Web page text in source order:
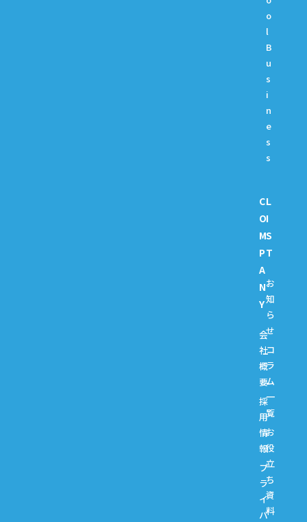
o
l
B
u
s
i
n
e
s
s
C
O
M
P
A
N
Y
会
社
概
要
採
用
情
報
プ
ラ
イ
バ
L
I
S
T
お
知
ら
せ
コ
ラ
ム
一
覧
お
役
立
ち
資
料